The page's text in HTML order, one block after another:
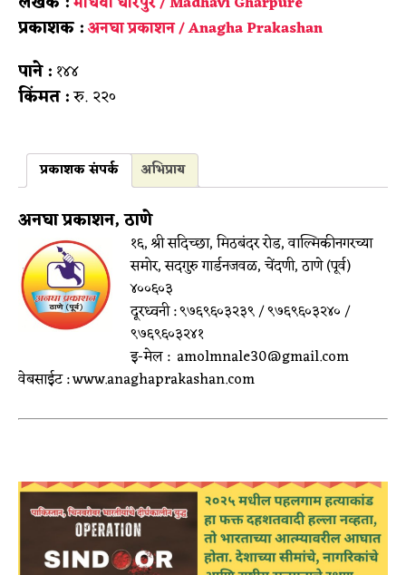
प्रकाशक :अनघा प्रकाशन / Anagha Prakashan
पाने :१४४
किंमत :रु. २२०
प्रकाशक संपर्क अभिप्राय
अनघा प्रकाशन, ठाणे
१६, श्री सदिच्छा, मिठबंदर रोड, वाल्मिकीनगरच्या
समोर, सदगुरु गार्डनजवळ, चेंदणी, ठाणे (पूर्व)
४००६०३
दूरध्वनी : ९७६९६०३२३९ / ९७६९६०३२४० /
९७६९६०३२४१
इ-मेल : amolmnale30@gmail.com
वेबसाईट : www.anaghaprakashan.com